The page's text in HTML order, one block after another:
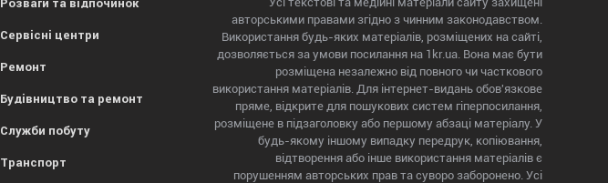
Розваги та відпочинок
Сервісні центри
Ремонт
Будівництво та ремонт
Служби побуту
Транспорт
авторськими правами згідно з чинним законодавством.
Використання будь-яких матеріалів, розміщених на сайті,
дозволяється за умови посилання на 1kr.ua. Вона має бути
розміщена незалежно від повного чи часткового
використання матеріалів. Для інтернет-видань обов'язкове
пряме, відкрите для пошукових систем гіперпосилання,
розміщене в підзаголовку або першому абзаці матеріалу. У
будь-якому іншому випадку передрук, копіювання,
відтворення або інше використання матеріалів є
порушенням авторських прав та суворо заборонено. Усі